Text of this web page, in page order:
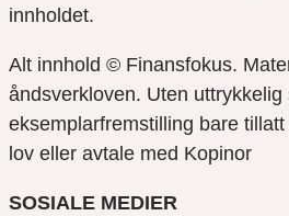
innholdet.
Alt innhold © Finansfokus.
åndsverkloven. Uten uttrykkelig
eksemplarfremstilling bare
lov eller avtale med Kopinor
SOSIALE MEDIER